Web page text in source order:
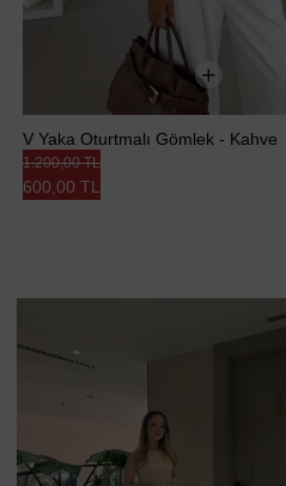
V Yaka Oturtmalı Gömlek - Kahve
600,00 TL
1.200,00 TL